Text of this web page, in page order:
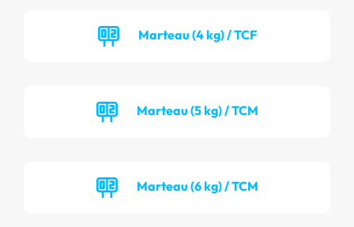
Marteau (4 kg) / TCF
Marteau (5 kg) / TCM
Marteau (6 kg) / TCM